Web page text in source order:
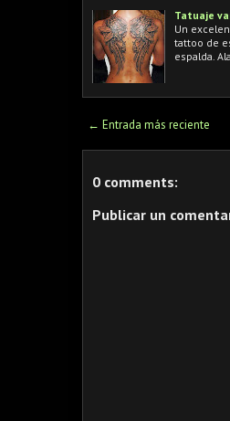
Tatuaje
Un
tattoo de
espalda.
← Entrada más reciente
0 comments:
Publicar un